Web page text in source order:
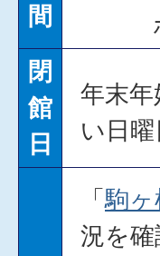
間
ホ
閉
館
日
年末
い日曜
「駒
況を